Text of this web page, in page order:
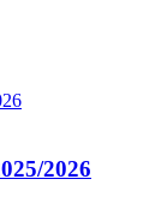
2026